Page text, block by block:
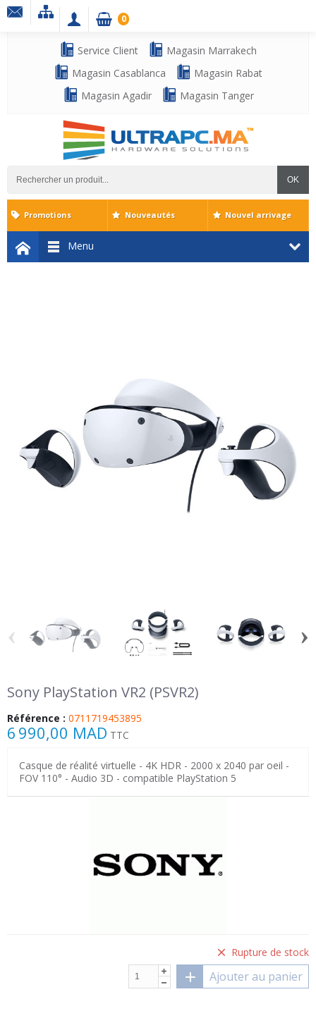
Service Client
Magasin Marrakech
Magasin Casablanca
Magasin Rabat
Magasin Agadir
Magasin Tanger
OK
0
Menu
Promotions Nouveautés Nouvel arrivage
‹ ›
Sony PlayStation VR2 (PSVR2)
Référence : 0711719453895
6 990,00 MAD TTC
Casque de réalité virtuelle - 4K HDR - 2000 x 2040 par oeil -
FOV 110° - Audio 3D - compatible PlayStation 5
Rupture de stock
Ajouter au panier